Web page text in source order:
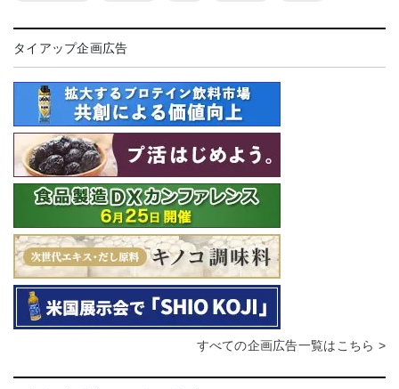
タイアップ企画広告
すべての企画広告一覧はこちら >